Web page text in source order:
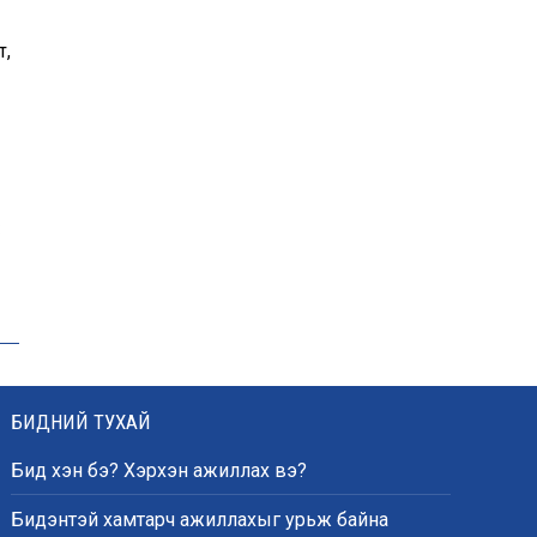
БИДНИЙ ТУХАЙ
Бид хэн бэ? Хэрхэн ажиллах вэ?
Бидэнтэй хамтарч ажиллахыг урьж байна